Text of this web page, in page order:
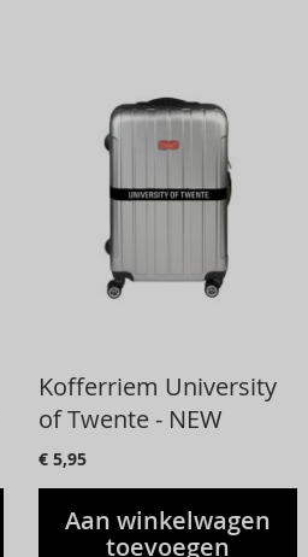
Kofferriem University
of Twente - NEW
€ 5,95
Aan winkelwagen
toevoegen